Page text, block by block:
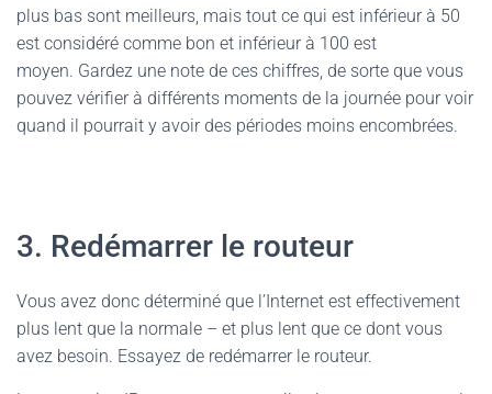
plus bas sont meilleurs, mais tout ce qui est inférieur à 50
est considéré comme bon et inférieur à 100 est
moyen. Gardez une note de ces chiffres, de sorte que vous
pouvez vérifier à différents moments de la journée pour voir
quand il pourrait y avoir des périodes moins encombrées.
3. Redémarrer le routeur
Vous avez donc déterminé que l’Internet est effectivement
plus lent que la normale – et plus lent que ce dont vous
avez besoin. Essayez de redémarrer le routeur.